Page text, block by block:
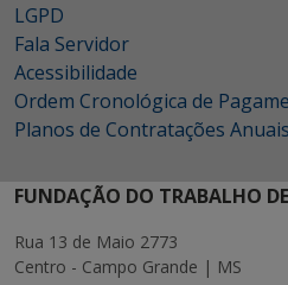
LGPD
Fala Servidor
Acessibilidade
Ordem Cronológica de
Planos de Contratações Anuais
FUNDAÇÃO DO TRABALHO
Rua 13 de Maio 2773
Centro - Campo Grande | MS